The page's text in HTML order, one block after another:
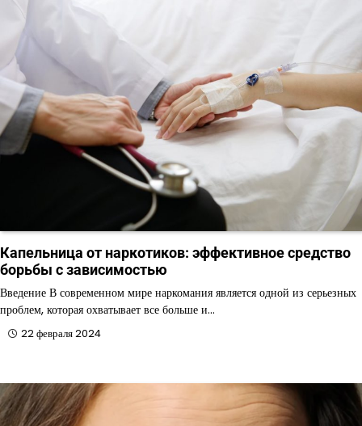
Капельница от наркотиков: эффективное средство
борьбы с зависимостью
Введение В современном мире наркомания является одной из серьезных
проблем, которая охватывает все больше и…
22 февраля 2024